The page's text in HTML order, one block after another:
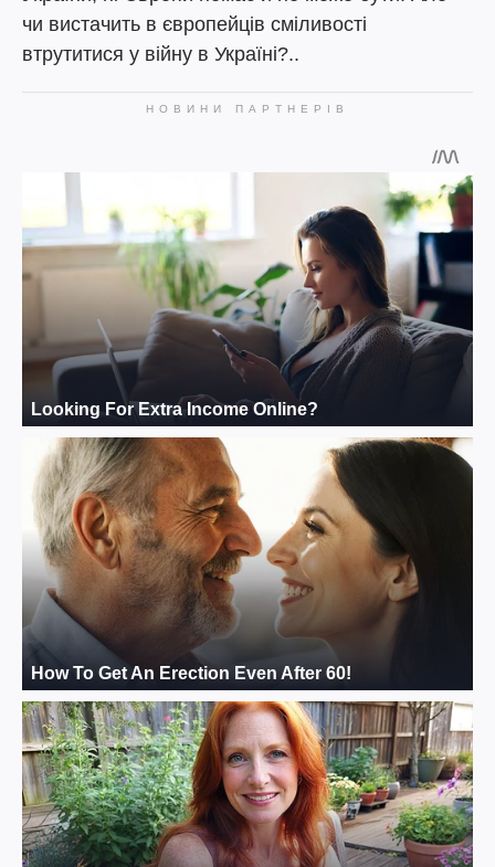
чи вистачить в європейців сміливості
втрутитися у війну в Україні?..